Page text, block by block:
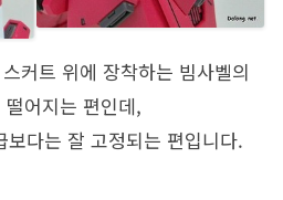
커트 위에 장착하는 빔사벨의
어지는 편인데,
보다는 잘 고정되는 편입니다.